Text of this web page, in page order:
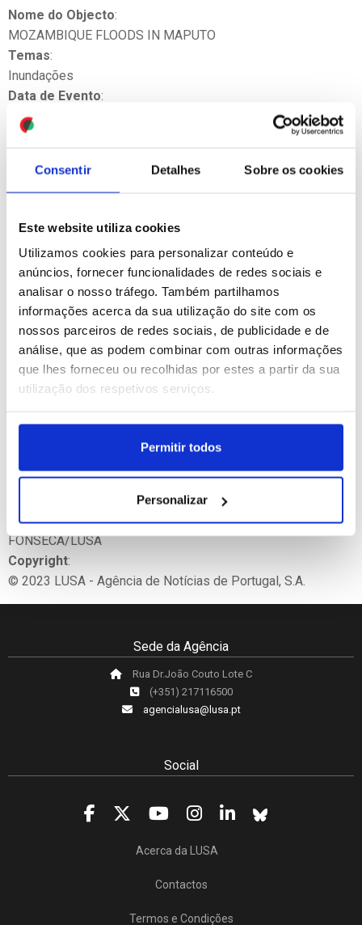
Consentir Detalhes Sobre os cookies
Este website utiliza cookies
Utilizamos cookies para personalizar conteúdo e
anúncios, fornecer funcionalidades de redes sociais e
analisar o nosso tráfego. Também partilhamos
informações acerca da sua utilização do site com os
nossos parceiros de redes sociais, de publicidade e de
análise, que as podem combinar com outras informações
que lhes forneceu ou recolhidas por estes a partir da sua
utilização dos respetivos serviços.
Permitir todos
Personalizar
Nome do Objecto:
MOZAMBIQUE FLOODS IN MAPUTO
Temas:
Inundações
Data de Evento:
11/02/2023 14:56
Fonte
Crédito:
LUSA
Localização :
Maputo, Moçambique
Dimensões :
6000 x 4000 px
Legenda
More than 300 people were rescued today by boats of the
authorities, companies and individuals who have pulled them
out of trees, roofs of houses or pieces of land that remained
diving equipment and still others with water bikes for
without the company of adults, report the volunteers who
have formed a kind of makeshift base where the Maputo-
Boane road is cut off, 11 February 2023. LUIS
FONSECA/LUSA
Copyright:
© 2023 LUSA - Agência de Notícias de Portugal, S.A.
Sede da Agência
Rua Dr.João Couto Lote C
(+351) 217116500
agencialusa@lusa.pt
Social
Acerca da LUSA
Contactos
Termos e Condições